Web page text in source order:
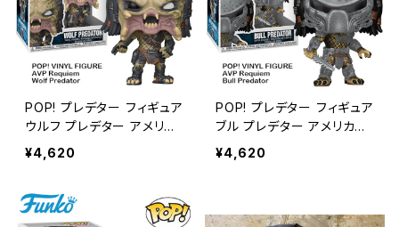
POP! プレデター フィギュア
ウルフ プレデター アメリカ
ン雑貨 / POP! MOVIES A
VP Requiem Wolf Preda
¥4,620
POP! プレデター フィギュア
ブル プレデター アメリカン
雑貨 / POP! MOVIES AVP
Requiem Bull Predator
¥4,620